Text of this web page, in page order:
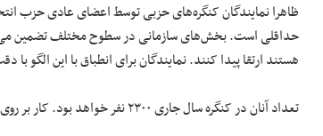
ظاهرا نمایندگان کنگره‌های حزبی توسط اعضای عادی حزب
حداقلی است. بخش‌های سازمانی در سطوح مختلف تضمین
هستند ارتقا پیدا کنند. نمایندگان برای انطباق با این الگو
تعداد آنان در کنگره سال جاری ۲۳۰۰ نفر خواهد بود. کار بر روی انتخاب آنان به تازگی آغاز شده است.